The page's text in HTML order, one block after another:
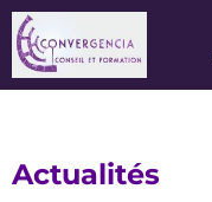
Actualités